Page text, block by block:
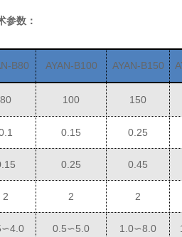
参数：
B80 AYAN-B100 AYAN-B150
80 100 150
0.15 0.25
0.25 0.45
2 2 2
0.5∽5.0 1.0∽8.0